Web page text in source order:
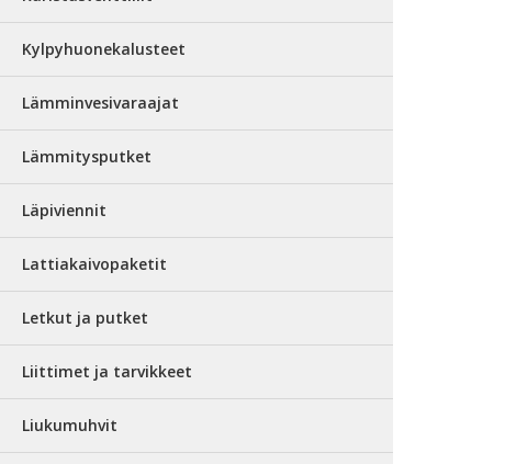
Kylpyhuonekalusteet
Lämminvesivaraajat
Lämmitysputket
Läpiviennit
Lattiakaivopaketit
Letkut ja putket
Liittimet ja tarvikkeet
Liukumuhvit